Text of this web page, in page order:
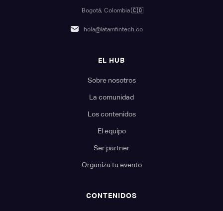
Bogotá, Colombia 🇨🇴
hola@latamfintech.co
EL HUB
Sobre nosotros
La comunidad
Los contenidos
El equipo
Ser partner
Organiza tu evento
CONTENIDOS